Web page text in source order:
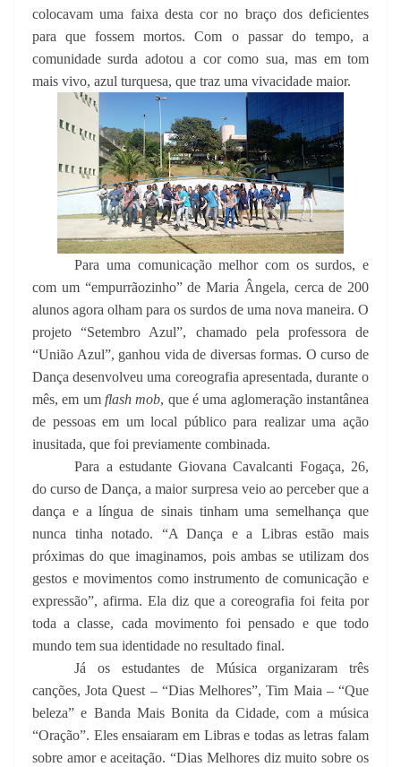
colocavam uma faixa desta cor no braço dos deficientes
para que fossem mortos. Com o passar do tempo, a
comunidade surda adotou a cor como sua, mas em tom
mais vivo, azul turquesa, que traz uma vivacidade maior.
Para uma comunicação melhor com os surdos, e
com um “empurrãozinho” de Maria Ângela, cerca de 200
alunos agora olham para os surdos de uma nova maneira. O
projeto “Setembro Azul”, chamado pela professora de
“União Azul”, ganhou vida de diversas formas. O curso de
Dança desenvolveu uma coreografia apresentada, durante o
mês, em um flash mob, que é uma aglomeração instantânea
de pessoas em um local público para realizar uma ação
inusitada, que foi previamente combinada.
Para a estudante Giovana Cavalcanti Fogaça, 26,
do curso de Dança, a maior surpresa veio ao perceber que a
dança e a língua de sinais tinham uma semelhança que
nunca tinha notado. “A Dança e a Libras estão mais
próximas do que imaginamos, pois ambas se utilizam dos
gestos e movimentos como instrumento de comunicação e
expressão”, afirma. Ela diz que a coreografia foi feita por
toda a classe, cada movimento foi pensado e que todo
mundo tem sua identidade no resultado final.
Já os estudantes de Música organizaram três
canções, Jota Quest – “Dias Melhores”, Tim Maia – “Que
beleza” e Banda Mais Bonita da Cidade, com a música
“Oração”. Eles ensaiaram em Libras e todas as letras falam
sobre amor e aceitação. “Dias Melhores diz muito sobre os